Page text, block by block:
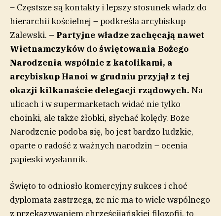
– Częstsze są kontakty i lepszy stosunek władz do
hierarchii kościelnej – podkreśla arcybiskup
Zalewski. – Partyjne władze zachęcają nawet
Wietnamczyków do świętowania Bożego
Narodzenia wspólnie z katolikami, a
arcybiskup Hanoi w grudniu przyjął z tej
okazji kilkanaście delegacji rządowych. Na
ulicach i w supermarketach widać nie tylko
choinki, ale także żłobki, słychać kolędy. Boże
Narodzenie podoba się, bo jest bardzo ludzkie,
oparte o radość z ważnych narodzin – ocenia
papieski wysłannik.
Święto to odniosło komercyjny sukces i choć
dyplomata zastrzega, że nie ma to wiele wspólnego
z przekazywaniem chrześcijańskiej filozofii, to